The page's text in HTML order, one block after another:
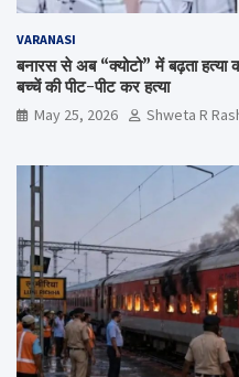
VARANASI
बनारस से अब “क्योटो” में बढ़ता
बच्चें की पीट-पीट कर हत्या
May 25, 2026 Shweta R